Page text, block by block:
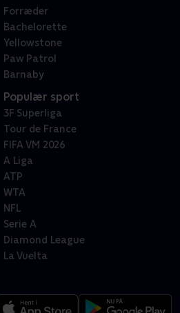
Forræder
Bachelorette
Yellowstone
Paw Patrol
Barnaby
Populær sport
3F Superliga
Tour de France
FIFA VM 2026
A Liga
ATP
WTA
NFL
Serie A
Diamond League
La Vuelta